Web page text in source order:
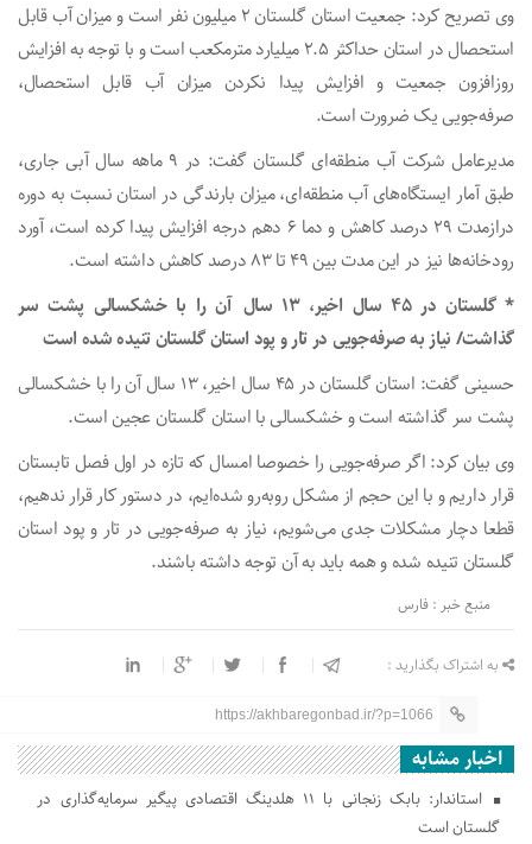
وی تصریح کرد: جمعیت استان گلستان ۲ میلیون نفر است و میزان آب قابل
استحصال در استان حداکثر ۲.۵ میلیارد مترمکعب است و با توجه به افزایش
روزافزون جمعیت و افزایش پیدا نکردن میزان آب قابل استحصال،
صرفه‌جویی یک ضرورت است.
مدیرعامل شرکت آب منطقه‌ای گلستان گفت: در ۹ ماهه سال آبی جاری،
طبق آمار ایستگاه‌های آب منطقه‌ای، میزان بارندگی در استان نسبت به دوره
درازمدت ۲۹ درصد کاهش و دما ۶ دهم درجه افزایش پیدا کرده است، آورد
رودخانه‌ها نیز در این مدت بین ۴۹ تا ۸۳ درصد کاهش داشته است.
* گلستان در ۴۵ سال اخیر، ۱۳ سال آن را با خشکسالی پشت سر
گذاشت/ نیاز به صرفه‌جویی در تار و پود استان گلستان تنیده شده است
حسینی گفت: استان گلستان در ۴۵ سال اخیر، ۱۳ سال آن را با خشکسالی
پشت سر گذاشته است و خشکسالی با استان گلستان عجین است.
وی بیان کرد: اگر صرفه‌جویی را خصوصا امسال که تازه در اول فصل تابستان
قرار داریم و با این حجم از مشکل روبه‌رو شده‌ایم، در دستور کار قرار ندهیم،
قطعا دچار مشکلات جدی می‌شویم، نیاز به صرفه‌جویی در تار و پود استان
گلستان تنیده شده و همه باید به آن توجه داشته باشند.
منبع خبر : فارس
به اشتراک بگذارید :
https://akhbaregonbad.ir/?p=1066
اخبار مشابه
استاندار: بابک زنجانی با ۱۱ هلدینگ اقتصادی پیگیر سرمایه‌گذاری در
گلستان است